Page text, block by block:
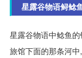
星露谷物语鲟鲶
星露谷物语中鲶鱼
旅馆下面的那条河